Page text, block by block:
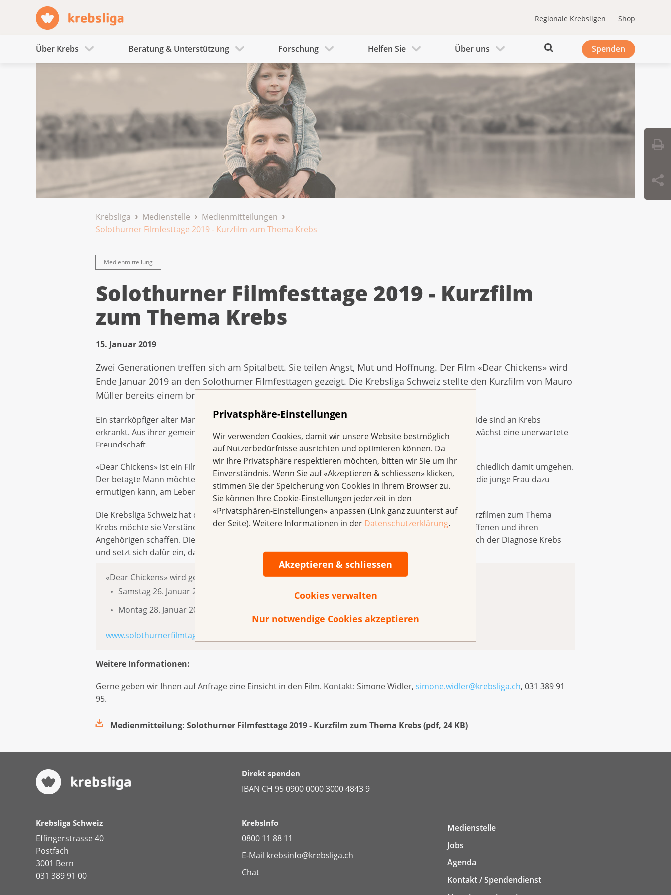
Privatsphäre-Einstellungen
Wir verwenden Cookies, damit wir unsere Website bestmöglich
auf Nutzerbedürfnisse ausrichten und optimieren können. Da
wir Ihre Privatsphäre respektieren möchten, bitten wir Sie um ihr
Einverständnis. Wenn Sie auf «Akzeptieren & schliessen» klicken,
stimmen Sie der Speicherung von Cookies in Ihrem Browser zu.
Sie können Ihre Cookie-Einstellungen jederzeit in den
«Privatsphären-Einstellungen» anpassen (Link ganz zuunterst auf
der Seite). Weitere Informationen in der Datenschutzerklärung.
Akzeptieren & schliessen
Cookies verwalten
Nur notwendige Cookies akzeptieren
Regionale Krebsligen Shop
Über Krebs Beratung & Unterstützung Forschung Helfen Sie Über uns Spenden
Krebsliga Medienstelle
Medienmitteilungen
Solothurner Filmfesttage 2019 - Kurzfilm zum Thema Krebs
Medienmitteilung
Solothurner Filmfesttage 2019 - Kurzfilm
zum Thema Krebs
15. Januar 2019
Zwei Generationen treffen sich am Spitalbett. Sie teilen Angst, Mut und Hoffnung. Der Film «Dear Chickens» wird
Ende Januar 2019 an den Solothurner Filmfesttagen gezeigt. Die Krebsliga Schweiz stellte den Kurzfilm von Mauro
Müller bereits einem breiten Publikum am Zurich Film Festival vor.
Ein starrköpfiger alter Mann und eine quengelige Jugendliche müssen sich ein Spitalzimmer teilen. Beide sind an Krebs
erkrankt. Aus ihrer gemeinsamen Abneigung gegen gespielte Fröhlichkeit und schlechte Spitalkost erwächst eine unerwartete
Freundschaft.
«Dear Chickens» ist ein Film über zwei Generationen, die Angst, Mut und Hoffnung teilen, aber unterschiedlich damit umgehen.
Der betagte Mann möchte für sich selbst keine Behandlungen mehr. Er findet aber einen Weg, wie er die junge Frau dazu
ermutigen kann, am Leben festzuhalten.
Die Krebsliga Schweiz hat die Entstehung des Films unterstützt. Mit «Dear Chickens» und weiteren Kurzfilmen zum Thema
Krebs möchte sie Verständnis und eine stärkere öffentliche Präsenz für die Situation von Krebsbetroffenen und ihren
Angehörigen schaffen. Die Krebsliga informiert, begleitet und unterstützt Menschen während und nach der Diagnose Krebs
und setzt sich dafür ein, dass deren Anliegen gesellschaftlich und politisch stärker Gehör finden.
«Dear Chickens» wird gezeigt am
Samstag 26. Januar 2019, 15:00 Uhr, Kino Canva, Solothurn
Montag 28. Januar 2019, 18:00 Uhr, Kino Canva, Solothurn
www.solothurnerfilmtage.ch
Weitere Informationen:
Gerne geben wir Ihnen auf Anfrage eine Einsicht in den Film. Kontakt: Simone Widler, simone.widler@krebsliga.ch, 031 389 91
95.
Medienmitteilung: Solothurner Filmfesttage 2019 - Kurzfilm zum Thema Krebs(pdf, 24 KB)
Direkt spenden
IBAN CH 95 0900 0000 3000 4843 9
Krebsliga Schweiz
Effingerstrasse 40
Postfach
3001 Bern
031 389 91 00
KrebsInfo
0800 11 88 11
E-Mail krebsinfo@krebsliga.ch
Chat
Medienstelle
Jobs
Agenda
Kontakt / Spendendienst